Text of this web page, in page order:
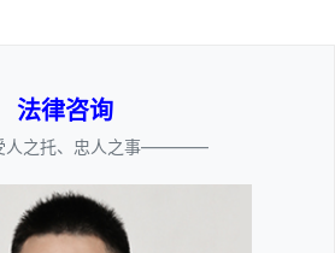
法律咨询
之托、忠人之事————